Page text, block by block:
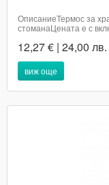
ОписаниеТермос за
стоманаЦената е с
0894693235Каталожен
12,27 € | 24,00 лв.
виж още